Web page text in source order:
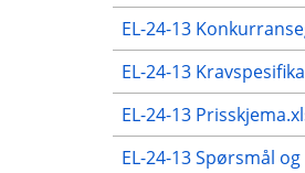
EL-24-13
EL-24-13
EL-24-13
EL-24-13 Spørsmål